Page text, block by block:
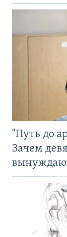
"Путь до
Зачем